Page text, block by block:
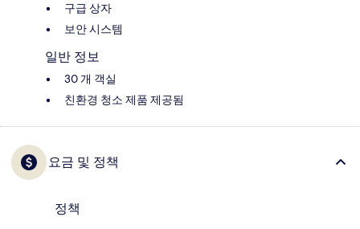
구급 상자
보안 시스템
일반 정보
30 개 객실
친환경 청소 제품 제공됨
요금 및 정책
정책